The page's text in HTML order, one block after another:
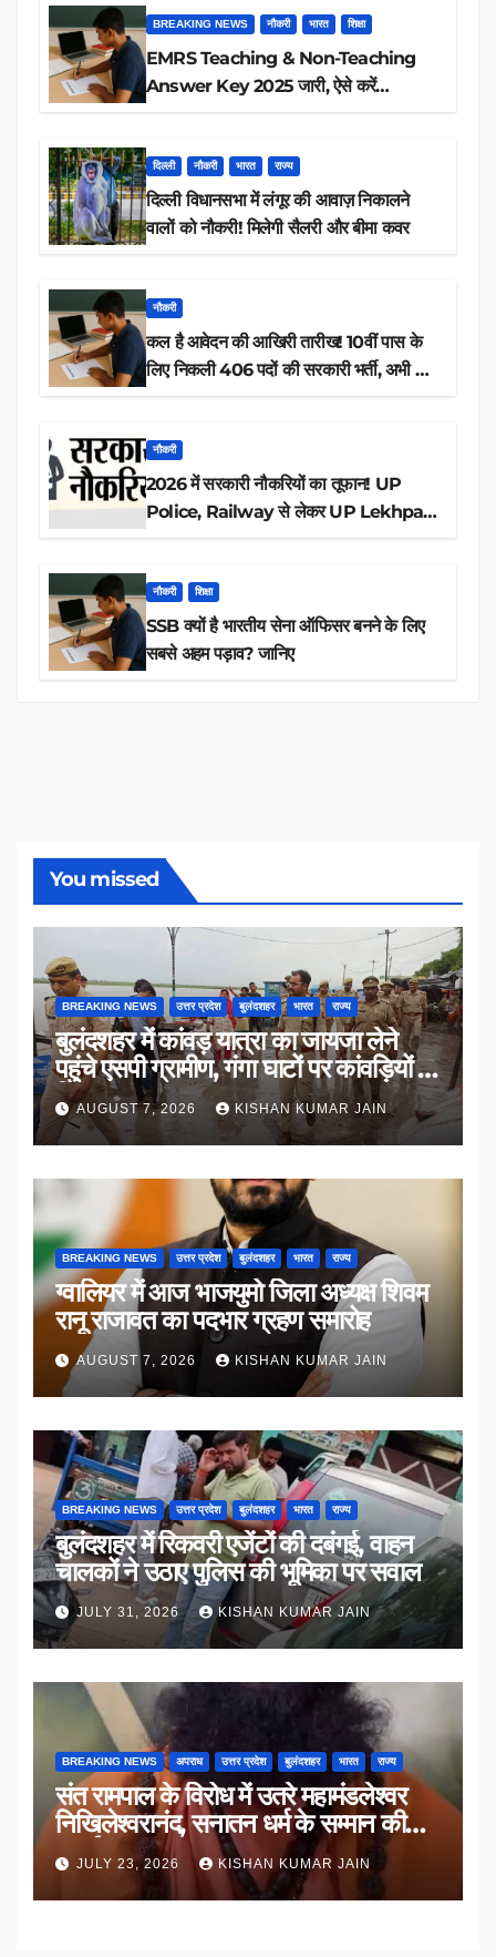
BREAKING NEWS नौकरी भारत शिक्षा
EMRS Teaching & Non-Teaching
Answer Key 2025 जारी, ऐसे करें
दिल्ली नौकरी भारत राज्य
दिल्ली विधानसभा में लंगूर की आवाज़ निकालने
वालों को नौकरी! मिलेगी सैलरी और बीमा कवर
नौकरी
कल है आवेदन की आखिरी तारीख! 10वीं पास के
लिए निकली 406 पदों की सरकारी भर्ती, अभी करें
नौकरी
2026 में सरकारी नौकरियों का तूफान! UP
Police, Railway से लेकर UP Lekhpal
नौकरी शिक्षा
SSB क्यों है भारतीय सेना ऑफिसर बनने के लिए
सबसे अहम पड़ाव? जानिए
You missed
BREAKING NEWS उत्तर प्रदेश बुलंदशहर भारत राज्य
बुलंदशहर में कांवड़ यात्रा का जायजा लेने
पहुंचे एसपी ग्रामीण, गंगा घाटों पर कांवड़ियों से
किया संवाद
AUGUST 7, 2026 KISHAN KUMAR JAIN
BREAKING NEWS उत्तर प्रदेश बुलंदशहर भारत राज्य
ग्वालियर में आज भाजयुमो जिला अध्यक्ष शिवम
रानू राजावत का पदभार ग्रहण समारोह
AUGUST 7, 2026 KISHAN KUMAR JAIN
BREAKING NEWS उत्तर प्रदेश बुलंदशहर भारत राज्य
बुलंदशहर में रिकवरी एजेंटों की दबंगई, वाहन
चालकों ने उठाए पुलिस की भूमिका पर सवाल
JULY 31, 2026 KISHAN KUMAR JAIN
BREAKING NEWS अपराध उत्तर प्रदेश बुलंदशहर भारत राज्य
संत रामपाल के विरोध में उतरे महामंडलेश्वर
निखिलेश्वरानंद, सनातन धर्म के सम्मान की
उठाई मांग
JULY 23, 2026 KISHAN KUMAR JAIN